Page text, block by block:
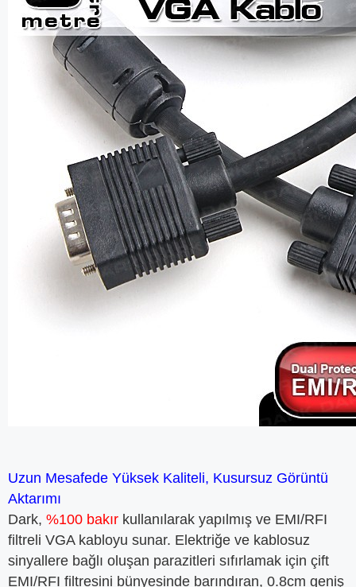
Uzun Mesafede Yüksek Kaliteli, Kusursuz Görüntü
Aktarımı
Dark, %100 bakır kullanılarak yapılmış ve EMI/RFI
filtreli VGA kabloyu sunar. Elektriğe ve kablosuz
sinyallere bağlı oluşan parazitleri sıfırlamak için çift
EMI/RFI filtresini bünyesinde barındıran, 0.8cm geniş